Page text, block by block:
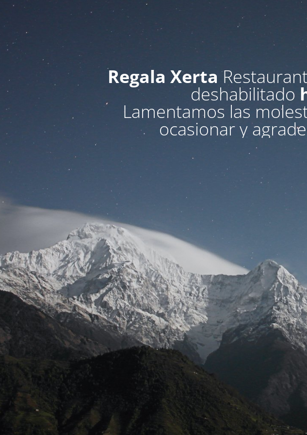
Regala Xerta
deshabilitado
Lamentamos las
ocasionar y